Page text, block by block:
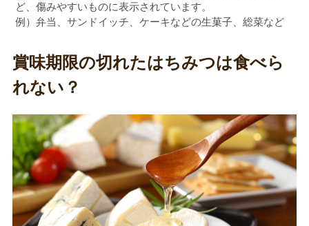
ど、傷みやすいものに表示されています。
例）弁当、サンドイッチ、ケーキなどの生菓子、総菜など
賞味期限の切れたはちみつは食べら
れない？